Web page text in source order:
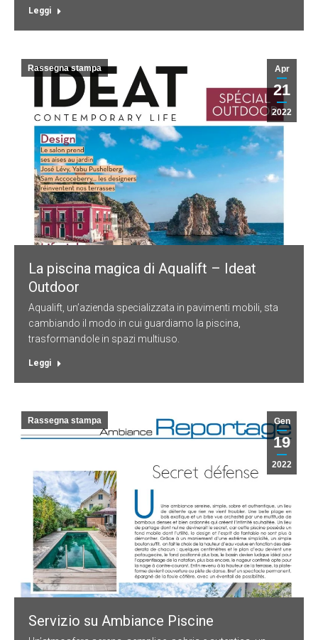
Leggi
Apr
21
2022
Rassegna stampa
La piscina magica di Aqualift – Ideat
Outdoor
Aqualift, un’azienda specializzata in pavimenti mobili, sta
cambiando il modo in cui guardiamo la piscina,
trasformandole in spazi multiuso.
Leggi
Gen
19
2022
Rassegna stampa
Servizio su Ambiance Piscine